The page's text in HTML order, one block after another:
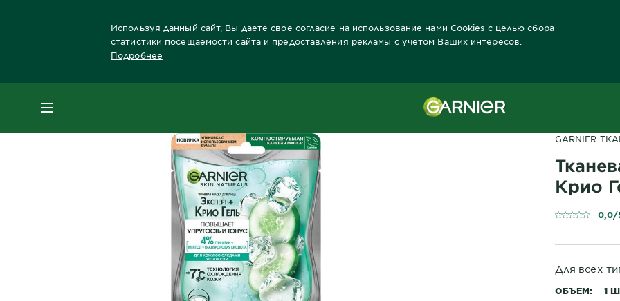
Используя данный сайт, Вы даете свое согласие на использование нами Cookies с целью сбора
статистики посещаемости сайта и предоставления рекламы с учетом Ваших интересов.
Подробнее
МЕНЮ
GARNIER
Крио
0,0/
Для всех
ОБЪЕМ 1